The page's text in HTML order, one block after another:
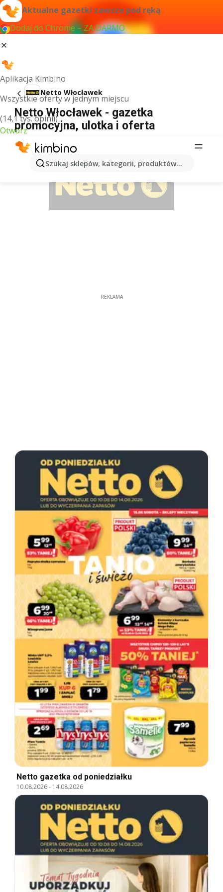
Aktualne gazetki zawsze pod ręką
Dodaj do Chrome – ZA DARMO
Aplikacja Kimbino
Wszystkie oferty w jednym miejscu
(14,1 tys. opinii)
Otwórz
Szukaj sklepów, kategorii, produktów...
Netto Włocławek
Netto Włocławek - gazetka
promocyjna, ulotka i oferta
REKLAMA
Netto gazetka od poniedziałku
10.08.2026- 14.08.2026